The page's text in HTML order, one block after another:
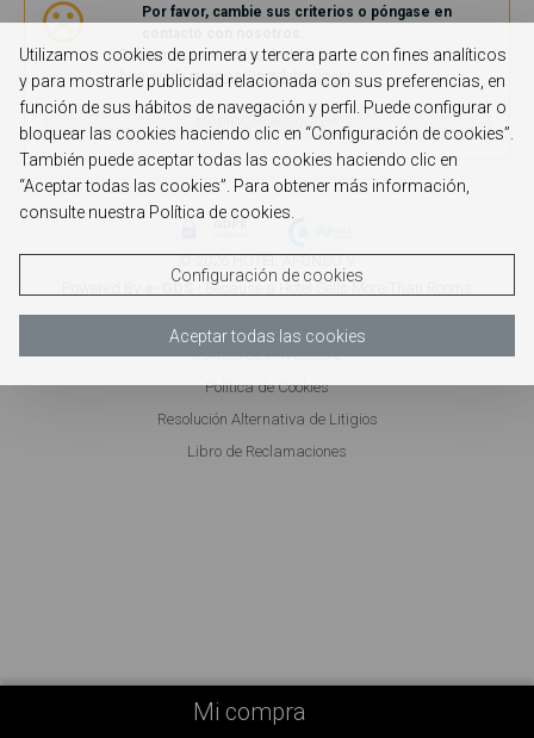
Mi compra
Por favor, cambie sus criterios o póngase en
Estaremos encantados de darle la
bienvenida.reservas@hotelafonsov.pt
MODIFICAR BÚSQUEDA
© 2026 HOTEL AFONSO V
- Because a Hotel Sells More Than Rooms
Política de Privacidad
Política de Cookies
Resolución Alternativa de Litigios
Libro de Reclamaciones
Utilizamos cookies de primera y tercera parte con fines analíticos
y para mostrarle publicidad relacionada con sus preferencias, en
función de sus hábitos de navegación y perfil. Puede configurar o
bloquear las cookies haciendo clic en “Configuración de cookies”.
También puede aceptar todas las cookies haciendo clic en
“Aceptar todas las cookies”. Para obtener más información,
consulte nuestra Política de cookies.
Configuración de cookies
Aceptar todas las cookies